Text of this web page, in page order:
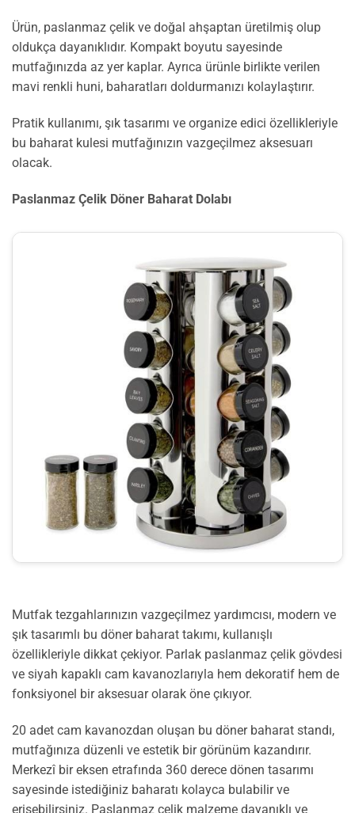
Ürün, paslanmaz çelik ve doğal ahşaptan üretilmiş olup
oldukça dayanıklıdır. Kompakt boyutu sayesinde
mutfağınızda az yer kaplar. Ayrıca ürünle birlikte verilen
mavi renkli huni, baharatları doldurmanızı kolaylaştırır.
Pratik kullanımı, şık tasarımı ve organize edici özellikleriyle
bu baharat kulesi mutfağınızın vazgeçilmez aksesuarı
olacak.
Paslanmaz Çelik Döner Baharat Dolabı
Mutfak tezgahlarınızın vazgeçilmez yardımcısı, modern ve
şık tasarımlı bu döner baharat takımı, kullanışlı
özellikleriyle dikkat çekiyor. Parlak paslanmaz çelik gövdesi
ve siyah kapaklı cam kavanozlarıyla hem dekoratif hem de
fonksiyonel bir aksesuar olarak öne çıkıyor.
20 adet cam kavanozdan oluşan bu döner baharat standı,
mutfağınıza düzenli ve estetik bir görünüm kazandırır.
Merkezî bir eksen etrafında 360 derece dönen tasarımı
sayesinde istediğiniz baharatı kolayca bulabilir ve
erişebilirsiniz. Paslanmaz çelik malzeme dayanıklı ve